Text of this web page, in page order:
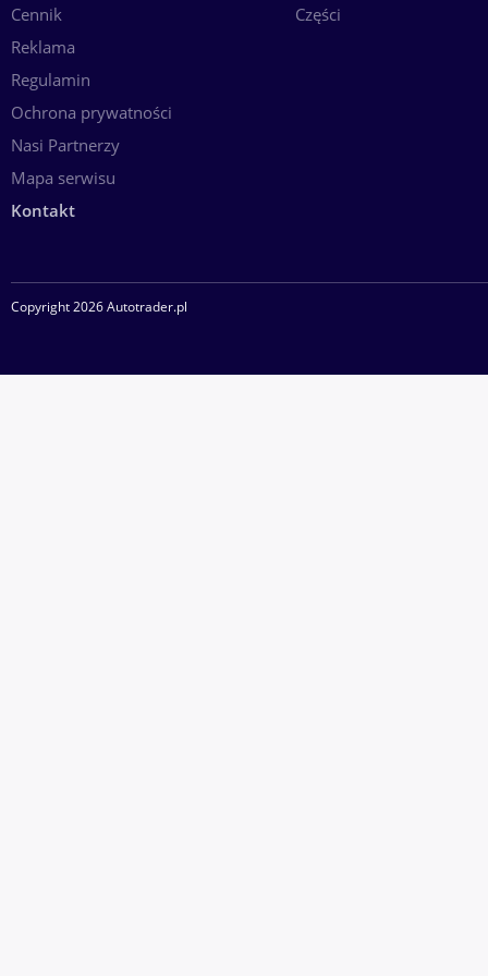
Cennik
Reklama
Regulamin
Ochrona prywatności
Nasi Partnerzy
Mapa serwisu
Kontakt
Części
Copyright 2026 Autotrader.pl